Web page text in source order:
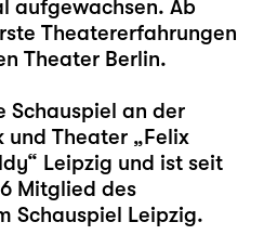
aufgewachsen. Ab
Theatererfahrungen
Theater Berlin.
Schauspiel an der
und Theater „Felix
Leipzig und ist seit
Mitglied des
Schauspiel Leipzig.